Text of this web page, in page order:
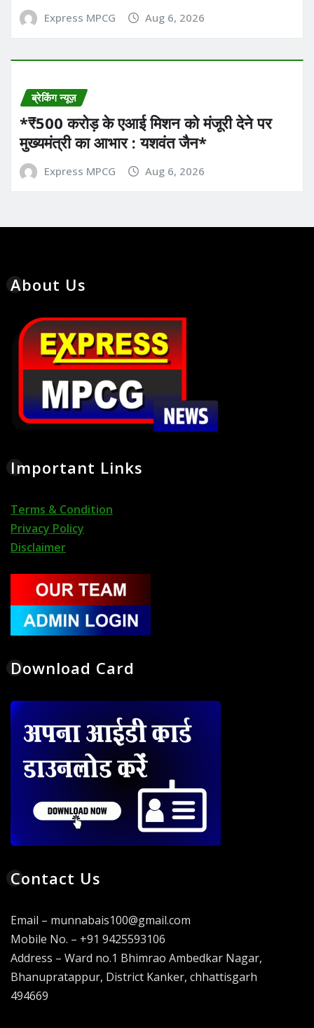
Express MPCG Aug 6, 2026
ब्रेकिंग न्यूज़
*₹500 करोड़ के एआई मिशन को मंजूरी देने पर
मुख्यमंत्री का आभार : यशवंत जैन*
Express MPCG Aug 6, 2026
About Us
Important Links
Terms & Condition
Privacy Policy
Disclaimer
Download Card
Contact Us
Email – munnabais100@gmail.com
Mobile No. – +91 9425593106
Address – Ward no.1 Bhimrao Ambedkar Nagar,
Bhanupratappur, District Kanker, chhattisgarh
494669